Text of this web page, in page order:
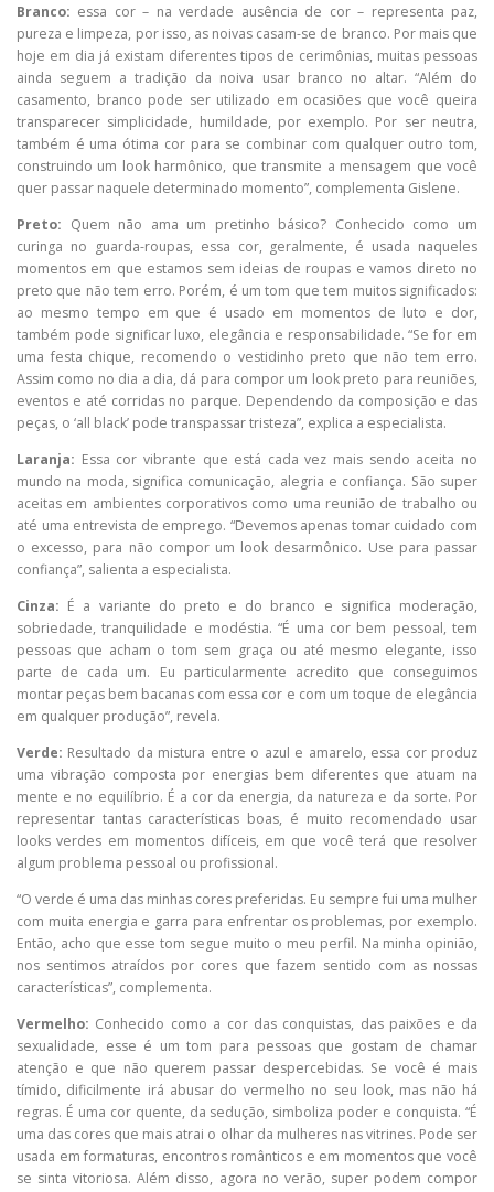
Branco: essa cor – na verdade ausência de cor – representa paz,
pureza e limpeza, por isso, as noivas casam-se de branco. Por mais que
hoje em dia já existam diferentes tipos de cerimônias, muitas pessoas
ainda seguem a tradição da noiva usar branco no altar. “Além do
casamento, branco pode ser utilizado em ocasiões que você queira
transparecer simplicidade, humildade, por exemplo. Por ser neutra,
também é uma ótima cor para se combinar com qualquer outro tom,
construindo um look harmônico, que transmite a mensagem que você
quer passar naquele determinado momento”, complementa Gislene.
Preto: Quem não ama um pretinho básico? Conhecido como um
curinga no guarda-roupas, essa cor, geralmente, é usada naqueles
momentos em que estamos sem ideias de roupas e vamos direto no
preto que não tem erro. Porém, é um tom que tem muitos significados:
ao mesmo tempo em que é usado em momentos de luto e dor,
também pode significar luxo, elegância e responsabilidade. “Se for em
uma festa chique, recomendo o vestidinho preto que não tem erro.
Assim como no dia a dia, dá para compor um look preto para reuniões,
eventos e até corridas no parque. Dependendo da composição e das
peças, o ‘all black’ pode transpassar tristeza”, explica a especialista.
Laranja: Essa cor vibrante que está cada vez mais sendo aceita no
mundo na moda, significa comunicação, alegria e confiança. São super
aceitas em ambientes corporativos como uma reunião de trabalho ou
até uma entrevista de emprego. “Devemos apenas tomar cuidado com
o excesso, para não compor um look desarmônico. Use para passar
confiança”, salienta a especialista.
Cinza: É a variante do preto e do branco e significa moderação,
sobriedade, tranquilidade e modéstia. “É uma cor bem pessoal, tem
pessoas que acham o tom sem graça ou até mesmo elegante, isso
parte de cada um. Eu particularmente acredito que conseguimos
montar peças bem bacanas com essa cor e com um toque de elegância
em qualquer produção”, revela.
Verde: Resultado da mistura entre o azul e amarelo, essa cor produz
uma vibração composta por energias bem diferentes que atuam na
mente e no equilíbrio. É a cor da energia, da natureza e da sorte. Por
representar tantas características boas, é muito recomendado usar
looks verdes em momentos difíceis, em que você terá que resolver
algum problema pessoal ou profissional.
“O verde é uma das minhas cores preferidas. Eu sempre fui uma mulher
com muita energia e garra para enfrentar os problemas, por exemplo.
Então, acho que esse tom segue muito o meu perfil. Na minha opinião,
nos sentimos atraídos por cores que fazem sentido com as nossas
características”, complementa.
Vermelho: Conhecido como a cor das conquistas, das paixões e da
sexualidade, esse é um tom para pessoas que gostam de chamar
atenção e que não querem passar despercebidas. Se você é mais
tímido, dificilmente irá abusar do vermelho no seu look, mas não há
regras. É uma cor quente, da sedução, simboliza poder e conquista. “É
uma das cores que mais atrai o olhar da mulheres nas vitrines. Pode ser
usada em formaturas, encontros românticos e em momentos que você
se sinta vitoriosa. Além disso, agora no verão, super podem compor